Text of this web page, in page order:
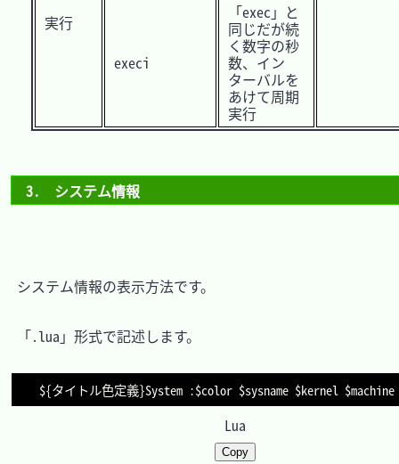
実行
execi
「exec」と
同じだが続
く数字の秒
数、イン
ターバルを
あけて周期
実行
3.　システム情報
システム情報の表示方法です。
「.lua」形式で記述します。
${タイトル色定義}System : $color $sysname $kernel $machine
Lua
Copy